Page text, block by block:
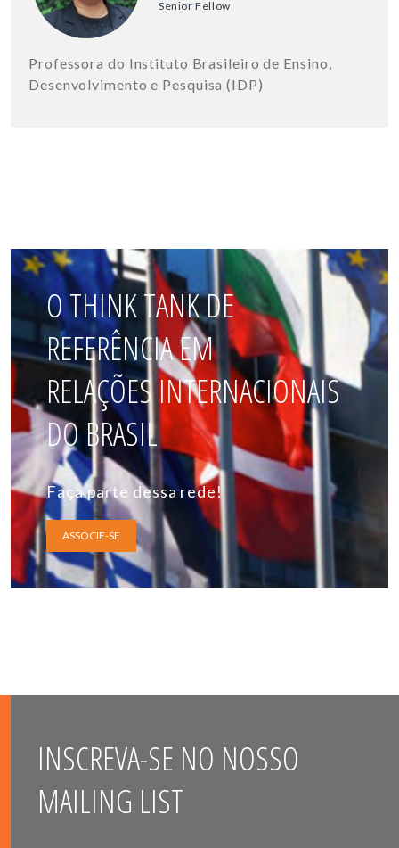
Senior Fellow
Professora do Instituto Brasileiro de Ensino,
Desenvolvimento e Pesquisa (IDP)
O THINK TANK DE
REFERÊNCIA EM
RELAÇÕES INTERNACIONAIS
DO BRASIL
Faça parte dessa rede!
ASSOCIE-SE
INSCREVA-SE NO NOSSO
MAILING LIST